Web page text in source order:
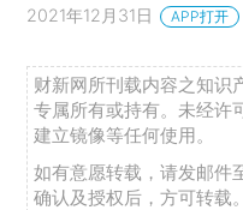
2021年12月31日 APP打开
财新网所刊载内容之知识
专属所有或持有。未经许
建立镜像等任何使用。
如有意愿转载，请发邮件
确认及授权后，方可转载。